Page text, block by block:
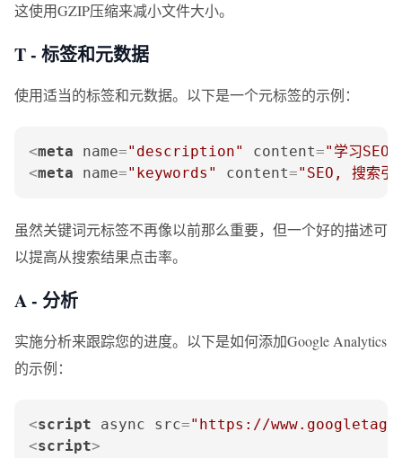
这使用GZIP压缩来减小文件大小。
T - 标签和元数据
使用适当的标签和元数据。以下是一个元标签的示例：
<meta name="description" content="学习SEO
<meta name="keywords" content="SEO, 搜索引
虽然关键词元标签不再像以前那么重要，但一个好的描述可
以提高从搜索结果点击率。
A - 分析
实施分析来跟踪您的进度。以下是如何添加Google Analytics
的示例：
<script async src="https://
<script>